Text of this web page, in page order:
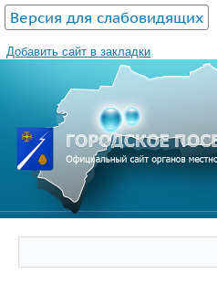
Версия для слабовидящих
Добавить сайт в закладки